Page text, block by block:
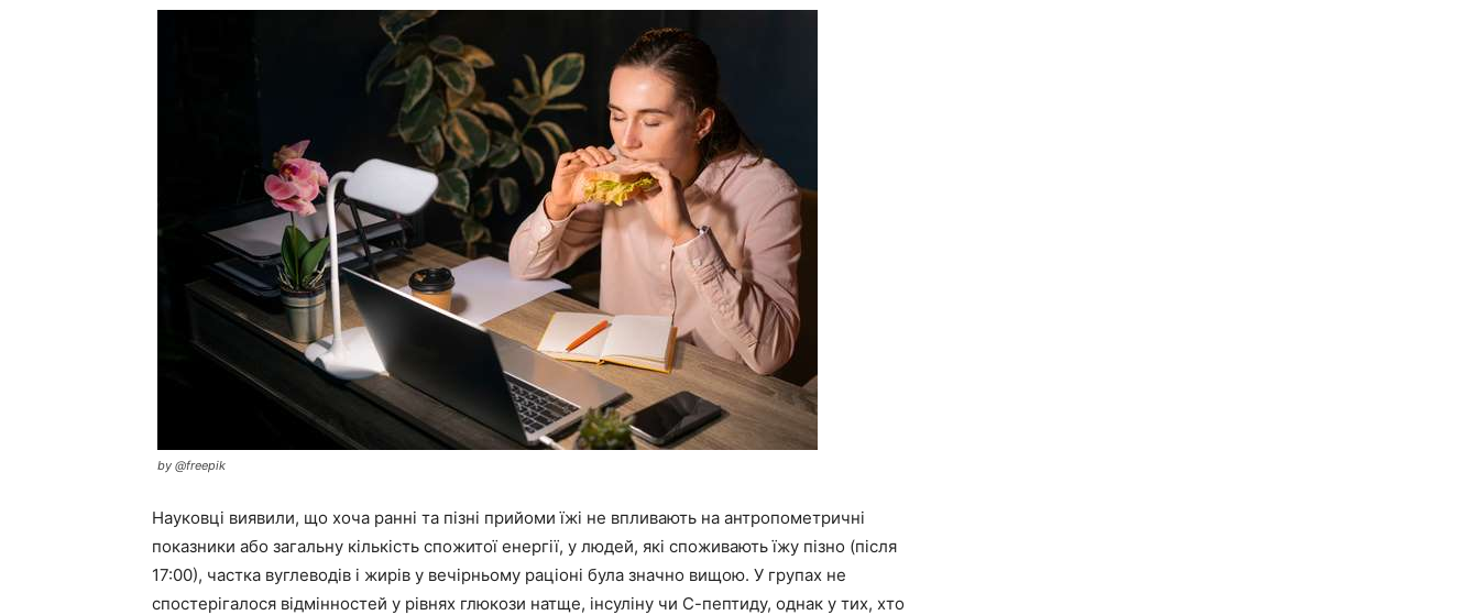
by @freepik
Науковці виявили, що хоча ранні та пізні прийоми їжі не впливають на антропометричні
показники або загальну кількість спожитої енергії, у людей, які споживають їжу пізно (після
17:00), частка вуглеводів і жирів у вечірньому раціоні була значно вищою. У групах не
спостерігалося відмінностей у рівнях глюкози натще, інсуліну чи С-пептиду, однак у тих, хто